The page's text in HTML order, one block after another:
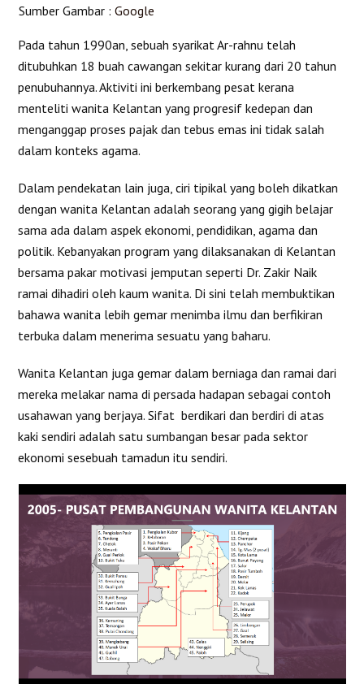
Sumber Gambar : Google
Pada tahun 1990an, sebuah syarikat Ar-rahnu telah
ditubuhkan 18 buah cawangan sekitar kurang dari 20 tahun
penubuhannya. Aktiviti ini berkembang pesat kerana
menteliti wanita Kelantan yang progresif kedepan dan
menganggap proses pajak dan tebus emas ini tidak salah
dalam konteks agama.
Dalam pendekatan lain juga, ciri tipikal yang boleh dikatkan
dengan wanita Kelantan adalah seorang yang gigih belajar
sama ada dalam aspek ekonomi, pendidikan, agama dan
politik. Kebanyakan program yang dilaksanakan di Kelantan
bersama pakar motivasi jemputan seperti Dr. Zakir Naik
ramai dihadiri oleh kaum wanita. Di sini telah membuktikan
bahawa wanita lebih gemar menimba ilmu dan berfikiran
terbuka dalam menerima sesuatu yang baharu.
Wanita Kelantan juga gemar dalam berniaga dan ramai dari
mereka melakar nama di persada hadapan sebagai contoh
usahawan yang berjaya. Sifat berdikari dan berdiri di atas
kaki sendiri adalah satu sumbangan besar pada sektor
ekonomi sesebuah tamadun itu sendiri.